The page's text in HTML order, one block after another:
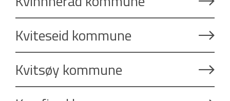
Kviteseid kommune
Kvitsøy kommune